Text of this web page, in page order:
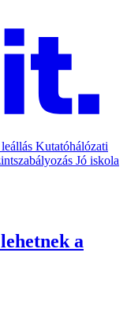
Kutatóhálózati
Jó iskola
a